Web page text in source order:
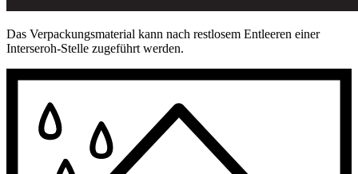
Das Verpackungsmaterial kann nach restlosem Entleeren einer
Interseroh-Stelle zugeführt werden.